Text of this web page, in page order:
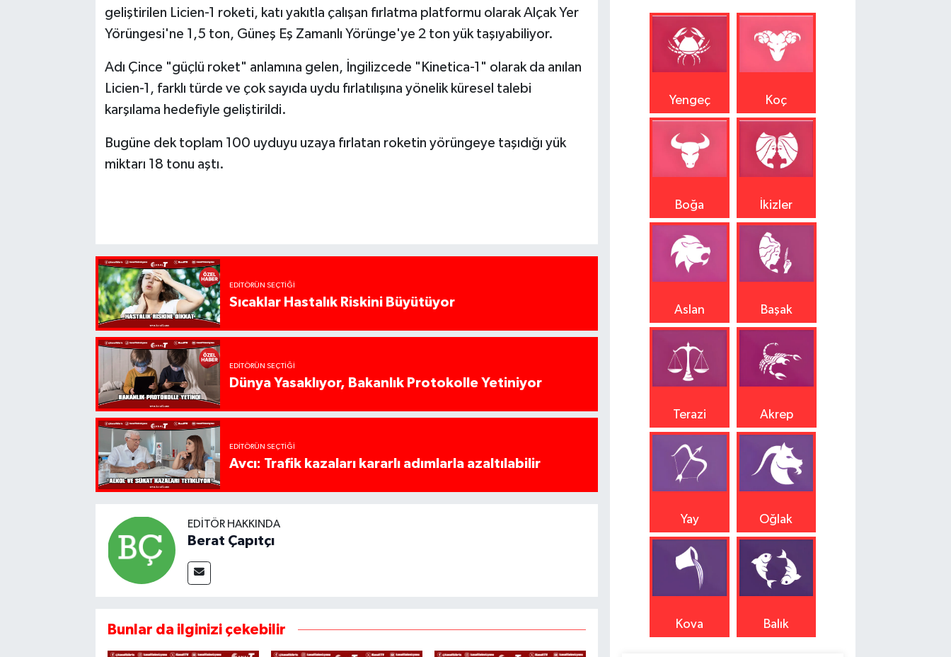
geliştirilen Licien-1 roketi, katı yakıtla çalışan fırlatma platformu olarak Alçak Yer
Yörüngesi'ne 1,5 ton, Güneş Eş Zamanlı Yörünge'ye 2 ton yük taşıyabiliyor.
Adı Çince "güçlü roket" anlamına gelen, İngilizcede "Kinetica-1" olarak da anılan
Licien-1, farklı türde ve çok sayıda uydu fırlatılışına yönelik küresel talebi
karşılama hedefiyle geliştirildi.
Bugüne dek toplam 100 uyduyu uzaya fırlatan roketin yörüngeye taşıdığı yük
miktarı 18 tonu aştı.
EDITÖRÜN SEÇTIĞI
Sıcaklar Hastalık Riskini Büyütüyor
EDITÖRÜN SEÇTIĞI
Dünya Yasaklıyor, Bakanlık Protokolle Yetiniyor
EDITÖRÜN SEÇTIĞI
Avcı: Trafik kazaları kararlı adımlarla azaltılabilir
EDITÖR HAKKINDA
Berat Çapıtçı
Bunlar da ilginizi çekebilir
Yengeç Koç
Boğa İkizler
Aslan Başak
Terazi Akrep
Yay Oğlak
Kova Balık